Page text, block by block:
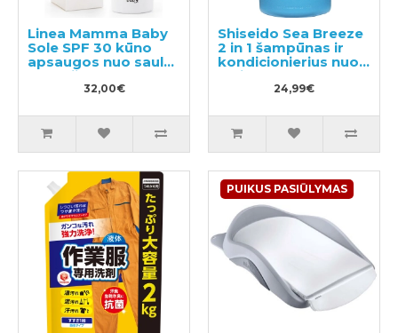
Linea Mamma Baby
Sole SPF 30 kūno
apsaugos nuo saulės
emulsija 150ml
32,00€
Shiseido Sea Breeze
2 in 1 šampūnas ir
kondicionierius nuo
pleiskanų su
mentoliu 600ml
24,99€
PUIKUS PASIŪLYMAS